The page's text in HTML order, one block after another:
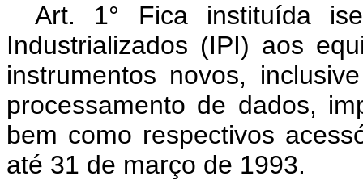
Art. 1° Fica instituída
Industrializados (IPI) aos
instrumentos novos,
processamento de dados,
bem como respectivos
até 31 de março de 1993.